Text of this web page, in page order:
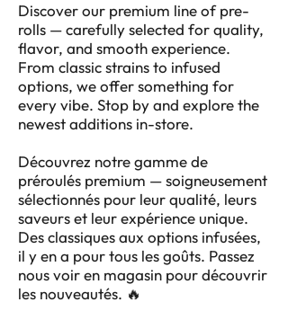
Discover our premium line of pre-
rolls — carefully selected for quality,
flavor, and smooth experience.
From classic strains to infused
options, we offer something for
every vibe. Stop by and explore the
newest additions in-store.
Découvrez notre gamme de
préroulés premium — soigneusement
sélectionnés pour leur qualité, leurs
saveurs et leur expérience unique.
Des classiques aux options infusées,
il y en a pour tous les goûts. Passez
nous voir en magasin pour découvrir
les nouveautés. 🔥